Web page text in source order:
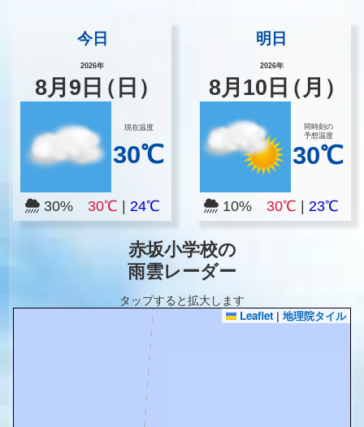
今日
2026年
8月 9 日（日）
現在温度
30℃
30% 30℃ 24℃
明日
2026年
8月 10 日（月）
同時刻の
予想温度
30℃
10% 30℃ |23℃
赤坂小学校の
雨雲レーダー
タップすると拡大します
Leaflet | 地理院タイル